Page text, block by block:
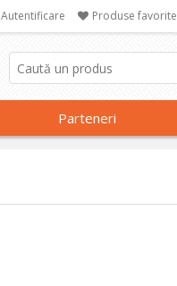
Autentificare Produse favorite
Parteneri